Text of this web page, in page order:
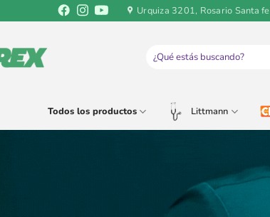
Urquiza 3201, Rosario Santa fe
Buscar
por:
Todos los productos Littmann